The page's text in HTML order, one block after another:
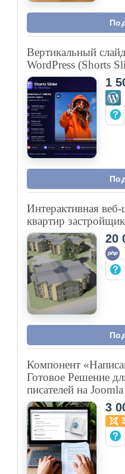
Вертикальный
WordPress (Shorts
1
Интерактивная
квартир
20
Компонент
Готовое Решение
писателей на
3